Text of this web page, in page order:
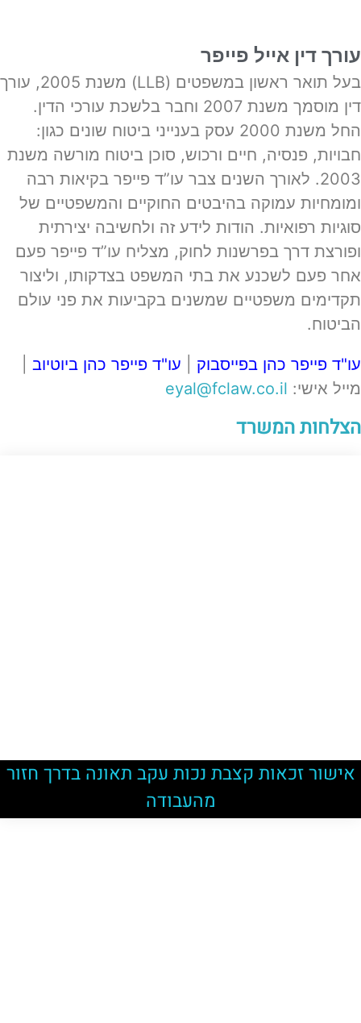
עורך דין אייל פייפר
בעל תואר ראשון במשפטים (LLB) משנת 2005, עורך
דין מוסמך משנת 2007 וחבר בלשכת עורכי הדין.
החל משנת 2000 עסק בענייני ביטוח שונים כגון:
חבויות, פנסיה, חיים ורכוש, סוכן ביטוח מורשה משנת
2003. לאורך השנים צבר עו”ד פייפר בקיאות רבה
ומומחיות עמוקה בהיבטים החוקיים והמשפטיים של
סוגיות רפואיות. הודות לידע זה ולחשיבה יצירתית
ופורצת דרך בפרשנות לחוק, מצליח עו”ד פייפר פעם
אחר פעם לשכנע את בתי המשפט בצדקותו, וליצור
תקדימים משפטיים שמשנים בקביעות את פני עולם
הביטוח.
עו"ד פייפר כהן בפייסבוק עו"ד פייפר כהן ביוטיוב
מייל אישי: eyal@fclaw.co.il
הצלחות המשרד
אישור זכאות קצבת נכות עקב תאונה בדרך חזור
מהעבודה